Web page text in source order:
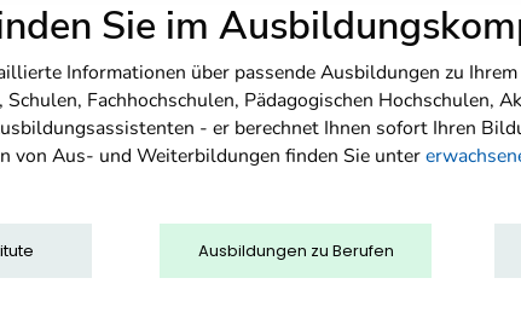
Sie im
Informationen über passende Ausbildungen zu
Fachhochschulen, Pädagogischen Hochschulen,
- er berechnet Ihnen sofort Ihren
von Aus- und Weiterbildungen finden Sie unter
Ausbildungen zu Berufen